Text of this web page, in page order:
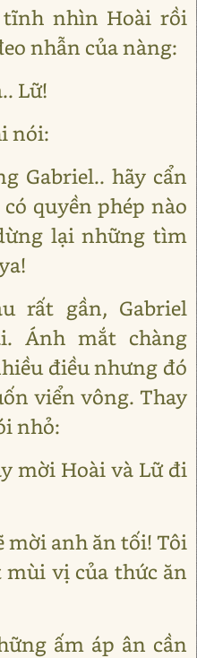
nhìn Hoài rồi
nhẫn của nàng:
Lữ!
nói:
Gabriel.. hãy cẩn
quyền phép nào
lại những tìm
rất gần, Gabriel
Ánh mắt chàng
điều nhưng đó
viển vông. Thay
nhỏ:
mời Hoài và Lữ đi
mời anh ăn tối! Tôi
mùi vị của thức ăn
ấm áp ân cần